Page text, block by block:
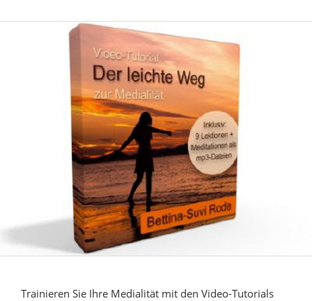
Trainieren Sie Ihre Medialität mit den Video-Tutorials